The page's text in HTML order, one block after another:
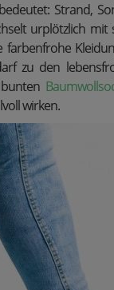
Strand,
urplötzlich
zu den
wirken.